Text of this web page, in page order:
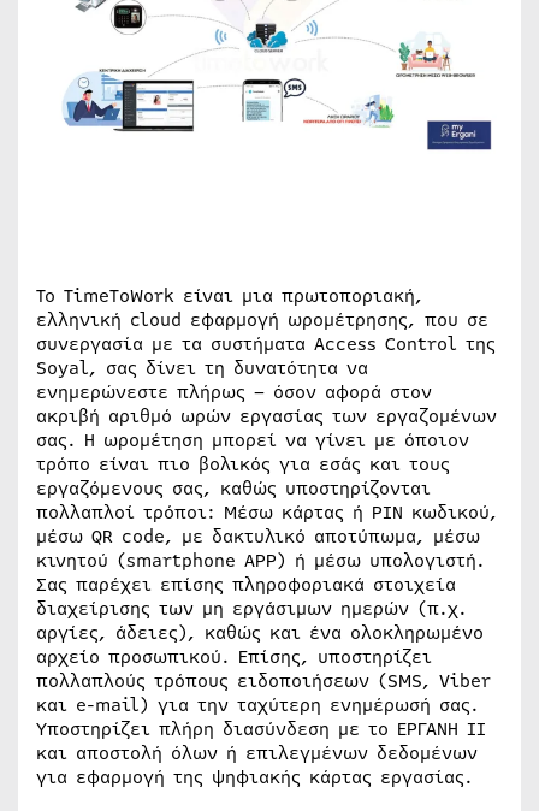
Το TimeToWork είναι μια πρωτοποριακή,
ελληνική cloud εφαρμογή ωρομέτρησης, που σε
συνεργασία με τα συστήματα Access Control της
Soyal, σας δίνει τη δυνατότητα να
ενημερώνεστε πλήρως – όσον αφορά στον
ακριβή αριθμό ωρών εργασίας των εργαζομένων
σας. Η ωρομέτηση μπορεί να γίνει με όποιον
τρόπο είναι πιο βολικός για εσάς και τους
εργαζόμενους σας, καθώς υποστηρίζονται
πολλαπλοί τρόποι: Μέσω κάρτας ή PIN κωδικού,
μέσω QR code, με δακτυλικό αποτύπωμα, μέσω
κινητού (smartphone APP) ή μέσω υπολογιστή.
Σας παρέχει επίσης πληροφοριακά στοιχεία
διαχείρισης των μη εργάσιμων ημερών (π.χ.
αργίες, άδειες), καθώς και ένα ολοκληρωμένο
αρχείο προσωπικού. Επίσης, υποστηρίζει
πολλαπλούς τρόπους ειδοποιήσεων (SMS, Viber
και e-mail) για την ταχύτερη ενημέρωσή σας.
Υποστηρίζει πλήρη διασύνδεση με το ΕΡΓΑΝΗ II
και αποστολή όλων ή επιλεγμένων δεδομένων
για εφαρμογή της ψηφιακής κάρτας εργασίας.